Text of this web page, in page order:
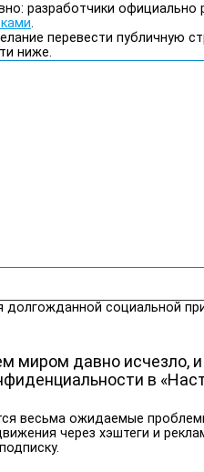
разработчики
.
перевести публичную
ниже.
социальной
миром давно исчезло,
в
весьма ожидаемые
через хэштеги и